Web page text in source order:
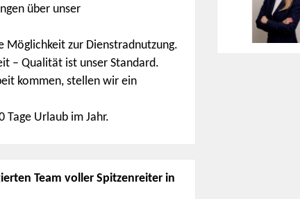
über unser
Möglichkeit zur Dienstradnutzung.
– Qualität ist unser Standard.
kommen, stellen wir ein
Tage Urlaub im Jahr.
Team voller Spitzenreiter in